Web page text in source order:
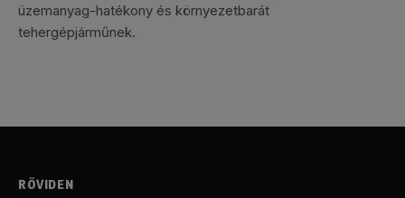
üzemanyag-hatékony és környezetbarát
tehergépjárműnek.
RÖVIDEN